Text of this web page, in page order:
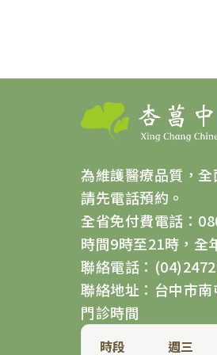
為維護醫療品質，
請先電話預約。
全省免付費電話：
時間9時至21時，全
聯絡電話：
聯絡地址：台中市
門診時間
時段 週三